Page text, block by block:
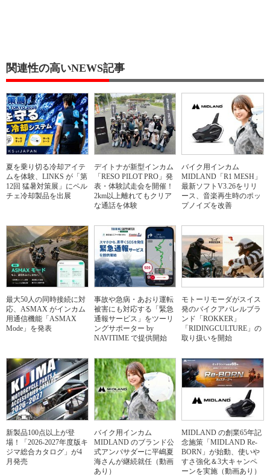
関連性の高いNEWS記事
夏を乗り切る冷却アイテ
ムを体験、LINKS が「第
12回 猛暑対策展」にペル
チェ冷却製品を出展
デイトナが新型インカム
「RESO PILOT PRO」発
表・体験試走会を開催！
2km以上離れてもクリア
な通話を体験
バイク用インカム
MIDLAND「R1 MESH」
最新ソフトV3.26をリリ
ース、音楽再生時のポッ
プノイズを改善
最大50人の同時接続に対
応、ASMAX がインカム
用通信機能「ASMAX
Mode」を発表
事故や急病・あおり運転
被害にも対応する「緊急
通報サービス」をツーリ
ングサポーター by
NAVITIME で提供開始
モトーリモーダがスイス
発のバイクアパレルブラ
ンド「ROKKER」
「RIDINGCULTURE」の
取り扱いを開始
新製品100点以上が登
場！「2026-2027年度版キ
ジマ総合カタログ」が4
月発売
バイク用インカム
MIDLAND のブランド公
式アンバサダーに平嶋夏
海さんが継続就任（動画
あり）
MIDLAND の創業65年記
念施策「MIDLAND Re-
BORN」が始動、使いや
すさ強化＆3大キャンペ
ーンを実施（動画あり）